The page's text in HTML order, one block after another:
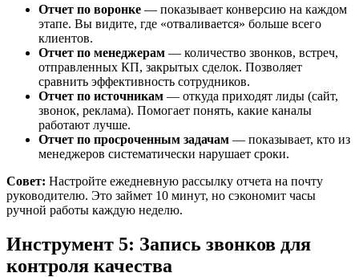
Отчет по воронке — показывает конверсию на каждом
этапе. Вы видите, где «отваливается» больше всего
клиентов.
Отчет по менеджерам — количество звонков, встреч,
отправленных КП, закрытых сделок. Позволяет
сравнить эффективность сотрудников.
Отчет по источникам — откуда приходят лиды (сайт,
звонок, реклама). Помогает понять, какие каналы
работают лучше.
Отчет по просроченным задачам — показывает, кто из
менеджеров систематически нарушает сроки.
Совет: Настройте ежедневную рассылку отчета на почту
руководителю. Это займет 10 минут, но сэкономит часы
ручной работы каждую неделю.
Инструмент 5: Запись звонков для
контроля качества